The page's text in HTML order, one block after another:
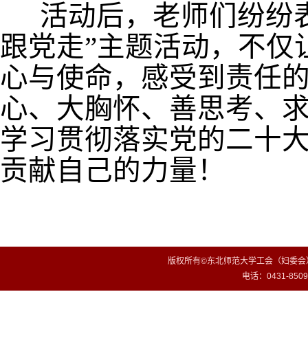
活动后，老师们纷纷
跟党走”主题活动，不
心与使命，感受到责任
心、大胸怀、善思考、
学习贯彻落实党的二十
贡献自己的力量！
版权所有©东北师范大学工会（妇委
电话：0431-